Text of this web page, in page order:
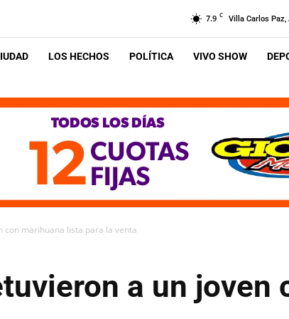
7.9 C Villa Carlos Paz,
LOS HECHOS POLÍTICA VIVO SHOW
con marihuana lista para la venta
a un joven